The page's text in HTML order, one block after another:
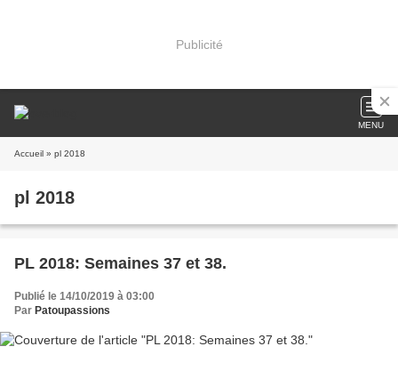
Publicité
MENU
Accueil » pl 2018
pl 2018
PL 2018: Semaines 37 et 38.
Publié le 14/10/2019 à 03:00
Par Patoupassions